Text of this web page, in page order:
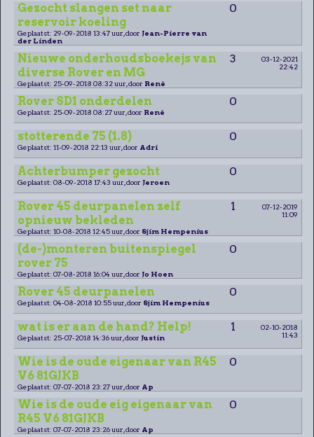
Gezocht slangen set naar
reservoir koeling
0
Geplaatst: 29-09-2018 13:47 uur, door Jean-Pierre van
der Linden
Nieuwe onderhoudsboekejs van
diverse Rover en MG
3
03-12-2021
22:42
Geplaatst: 25-09-2018 08:32 uur, door René
Rover SD1 onderdelen 0
Geplaatst: 25-09-2018 08:27 uur, door René
stotterende 75 (1.8) 0
Geplaatst: 11-09-2018 22:13 uur, door Adri
Achterbumper gezocht 0
Geplaatst: 08-09-2018 17:43 uur, door Jeroen
Rover 45 deurpanelen zelf
opnieuw bekleden
1
07-12-2019
11:09
Geplaatst: 10-08-2018 12:45 uur, door Sjim Hempenius
(de-)monteren buitenspiegel
rover 75
0
Geplaatst: 07-08-2018 16:04 uur, door Jo Hoen
Rover 45 deurpanelen 0
Geplaatst: 04-08-2018 10:55 uur, door Sjim Hempenius
wat is er aan de hand? Help! 1
02-10-2018
11:43
Geplaatst: 25-07-2018 14:36 uur, door Justin
Wie is de oude eigenaar van R45
V6 81GJKB
0
Geplaatst: 07-07-2018 23:27 uur, door Ap
Wie is de oude eig eigenaar van
R45 V6 81GJKB
0
Geplaatst: 07-07-2018 23:26 uur, door Ap